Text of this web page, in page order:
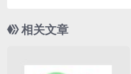
相关文章